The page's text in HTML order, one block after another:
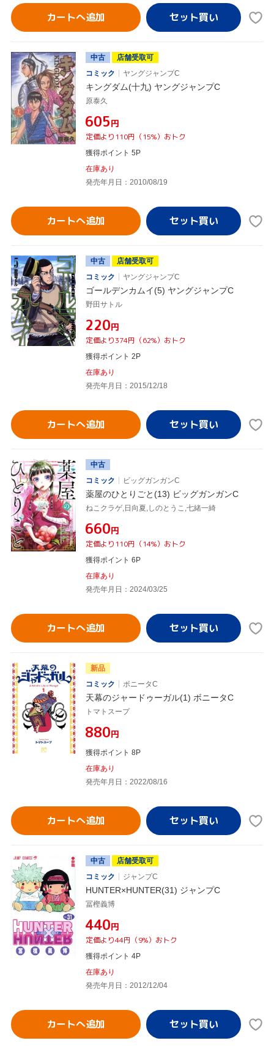
カートへ追加
中古
店舗受取可
コミック
ヤングジャンプC
キングダム(十九) ヤングジャンプC
原泰久
¥605円
定価より110円（15%）おトク
獲得ポイント 5P
在庫あり
発売年月日：2010/08/19
カートへ追加
中古
店舗受取可
コミック
ヤングジャンプC
ゴールデンカムイ(5) ヤングジャンプC
野田サトル
¥220円
定価より374円（62%）おトク
獲得ポイント 2P
在庫あり
発売年月日：2015/12/18
カートへ追加
中古
コミック
ビッグガンガンC
薬屋のひとりごと(13) ビッグガンガンC
ねこクラゲ,日向夏,しのとうこ,七緒一綺
¥660円
定価より110円（14%）おトク
獲得ポイント 6P
在庫あり
発売年月日：2024/03/25
カートへ追加
新品
コミック
ボニータC
天幕のジャードゥーガル(1) ボニータC
トマトスープ
¥880円
獲得ポイント 8P
在庫あり
発売年月日：2022/08/16
カートへ追加
中古
店舗受取可
コミック
ジャンプC
HUNTER×HUNTER(31) ジャンプC
冨樫義博
¥440円
定価より44円（9%）おトク
獲得ポイント 4P
在庫あり
発売年月日：2012/12/04
カートへ追加